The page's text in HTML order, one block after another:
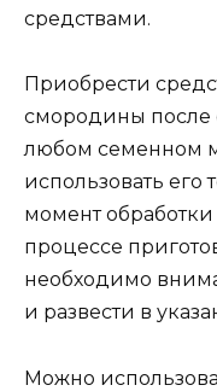
средствами.
Приобрести
смородины после
любом семенном
использовать его
момент
процессе
необходимо
и развести в
Можно